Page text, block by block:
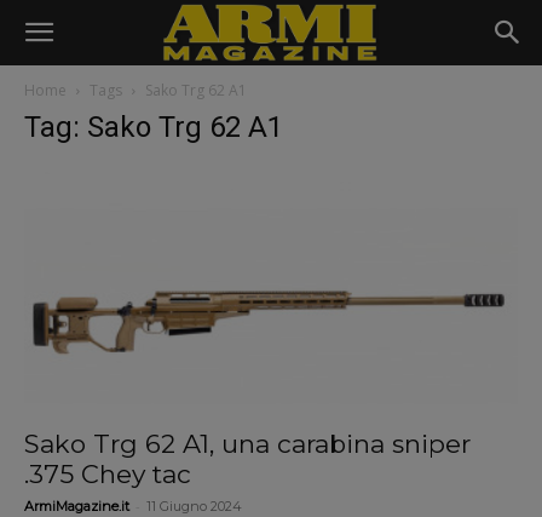
Home Tags Sako Trg 62 A1
Tag: Sako Trg 62 A1
Sako Trg 62 A1, una carabina sniper
.375 Chey tac
ArmiMagazine.it 11 Giugno 2024